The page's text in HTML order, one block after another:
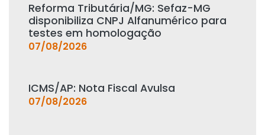
Reforma Tributária/MG: Sefaz-MG
disponibiliza CNPJ Alfanumérico para
testes em homologação
07/08/2026
ICMS/AP: Nota Fiscal Avulsa
07/08/2026